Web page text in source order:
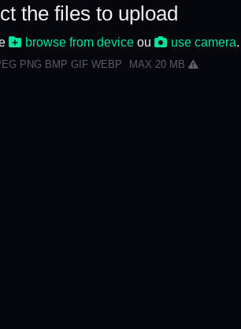
the files to upload
browse from device ou use camera
PNG BMP GIF WEBP MAX 20 MB